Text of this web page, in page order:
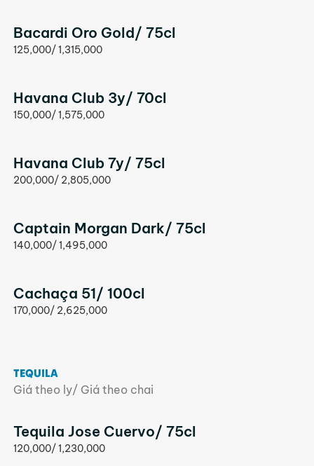
Bacardi Oro Gold/ 75cl
125,000/ 1,315,000
Havana Club 3y/ 70cl
150,000/ 1,575,000
Havana Club 7y/ 75cl
200,000/ 2,805,000
Captain Morgan Dark/ 75cl
140,000/ 1,495,000
Cachaça 51/ 100cl
170,000/ 2,625,000
TEQUILA
Giá theo ly/ Giá theo chai
Tequila Jose Cuervo/ 75cl
120,000/ 1,230,000